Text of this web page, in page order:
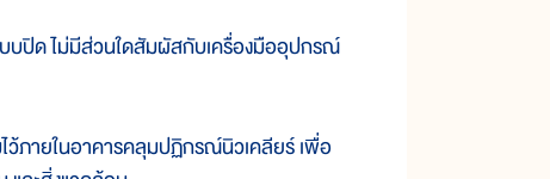
ด ไม่มีส่วนใดสัมผัสกับเครื่องมืออุปกรณ์
ยในอาคารคลุมปฏิกรณ์นิวเคลียร์ เพื่อ